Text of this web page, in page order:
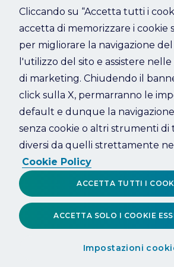
Refresh
Cliccando su “Accetta tutti i
accetta di memorizzare i cookie
per migliorare la navigazione del
l'utilizzo del sito e assistere
di marketing. Chiudendo il
click sulla X, permarranno le
default e dunque la
senza cookie o altri strumenti di
diversi da quelli strettamente
Cookie Policy
Impostazioni
ACCETTA SOLO I COOKIE
ACCETTA TUTTI I